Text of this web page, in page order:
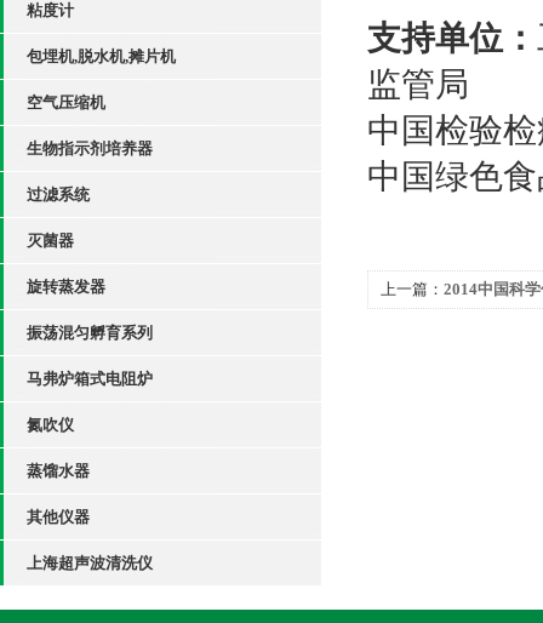
粘度计
包埋机,脱水机,摊片机
空气压缩机
生物指示剂培养器
过滤系统
灭菌器
旋转蒸发器
振荡混匀孵育系列
马弗炉箱式电阻炉
氮吹仪
蒸馏水器
其他仪器
上海超声波清洗仪
支持单位：
监管局
中国检验
中国绿色
上一篇： 2014中国科